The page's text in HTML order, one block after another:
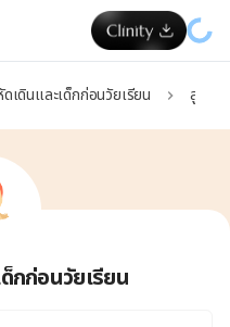
เดินและเด็กก่อนวัยเรียน ลูกวัย
ด็กก่อนวัยเรียน